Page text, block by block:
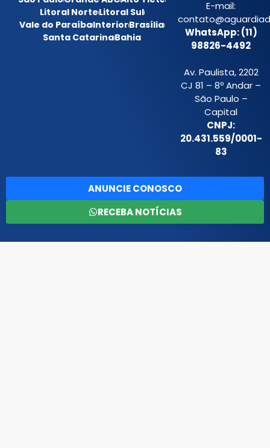
Litoral NorteLitoral Sul
Vale do ParaíbaInteriorBrasília
Santa CatarinaBahia
E-mail:
WhatsApp: (11)
98826-4492
Av. Paulista, 2202
CJ 81 – 8º Andar –
São Paulo –
Capital
CNPJ:
20.431.559/0001-
83
ANUNCIE CONOSCO
RECEBA NOTÍCIAS